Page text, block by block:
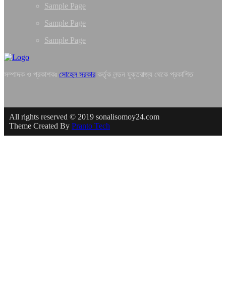
Sample Page
Sample Page
Sample Page
সম্পাদক ও প্রকাশকঃ সোহেল সরকারকর্তৃক লন্ডন যুক্তরাজ্য থেকে প্রকাশিত
All rights reserved © 2019 sonalisomoy24.com
Theme Created By Pranto Tech